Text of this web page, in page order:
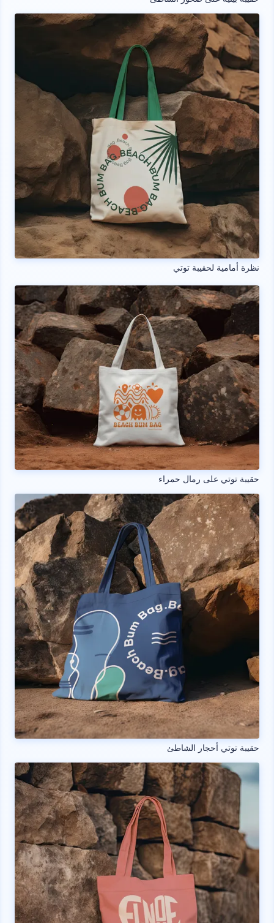
نظرة أمامية لحقيبة توتي
حقيبة توتي على رمال حمراء
حقيبة توتي أحجار الشاطئ